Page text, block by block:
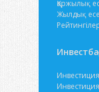
Қаржылық
Жылдық